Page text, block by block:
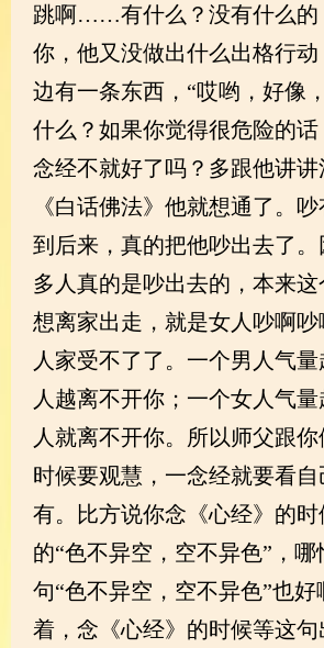
跳啊……有什么？没有什么的
你，他又没做出什么出格行
边有一条东西，“哎哟，好
什么？如果你觉得很危险的
念经不就好了吗？多跟他讲
《白话佛法》他就想通了。
到后来，真的把他吵出去了
多人真的是吵出去的，本来
想离家出走，就是女人吵啊
人家受不了了。一个男人气
人越离不开你；一个女人气
人就离不开你。所以师父跟
时候要观慧，一念经就要看
有。比方说你念《心经》的时
的“色不异空，空不异色”，
句“色不异空，空不异色”也
着，念《心经》的时候等这